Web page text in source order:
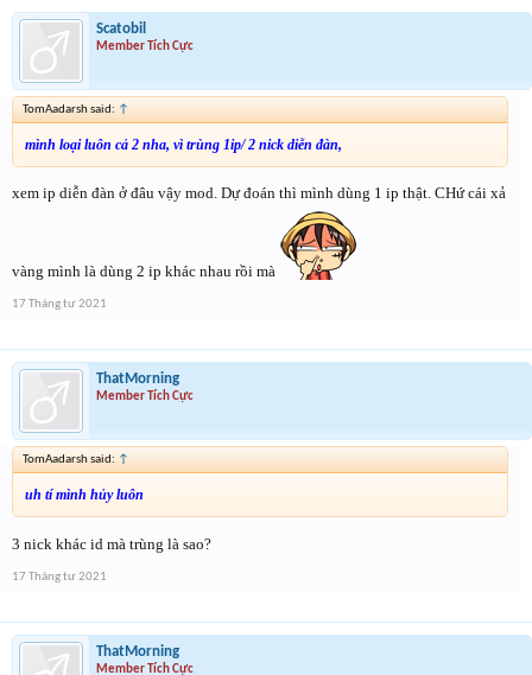
Scatobil
Member Tích Cực
TomAadarsh said: ↑
mình loại luôn cả 2 nha, vì trùng 1ip/ 2 nick diễn đàn,
xem ip diễn đàn ở đâu vậy mod. Dự đoán thì mình dùng 1 ip thật. CHứ cái xả
vàng mình là dùng 2 ip khác nhau rồi mà
17 Tháng tư 2021
ThatMorning
Member Tích Cực
TomAadarsh said: ↑
uh tí mình hủy luôn
3 nick khác id mà trùng là sao?
17 Tháng tư 2021
ThatMorning
Member Tích Cực